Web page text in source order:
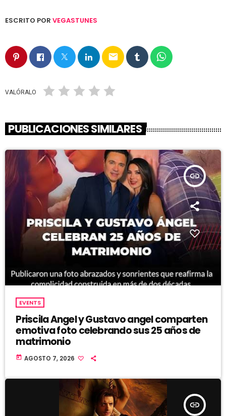
ESCRITO POR VEGASTUNES
email
VALÓRALO
PUBLICACIONES SIMILARES
insert_link
EVENTS
Priscila Angel y Gustavo angel comparten
emotiva foto celebrando sus 25 años de
matrimonio
today AGOSTO 7, 2026
insert_link